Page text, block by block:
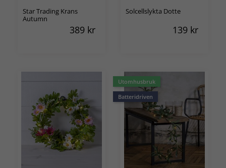
Star Trading Krans
Autumn
389 kr
Solcellslykta Dotte
139 kr
Utomhusbruk
Batteridriven